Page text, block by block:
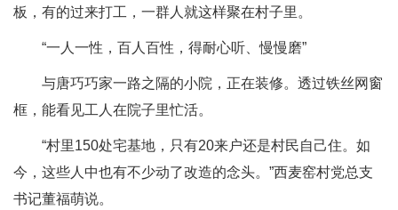
板，有的过来打工，一群人就这样聚在村子里。
“一人一性，百人百性，得耐心听、慢慢磨”
与唐巧巧家一路之隔的小院，正在装修。透过铁丝网窗
框，能看见工人在院子里忙活。
“村里150处宅基地，只有20来户还是村民自己住。如
今，这些人中也有不少动了改造的念头。”西麦窑村党总支
书记董福萌说。